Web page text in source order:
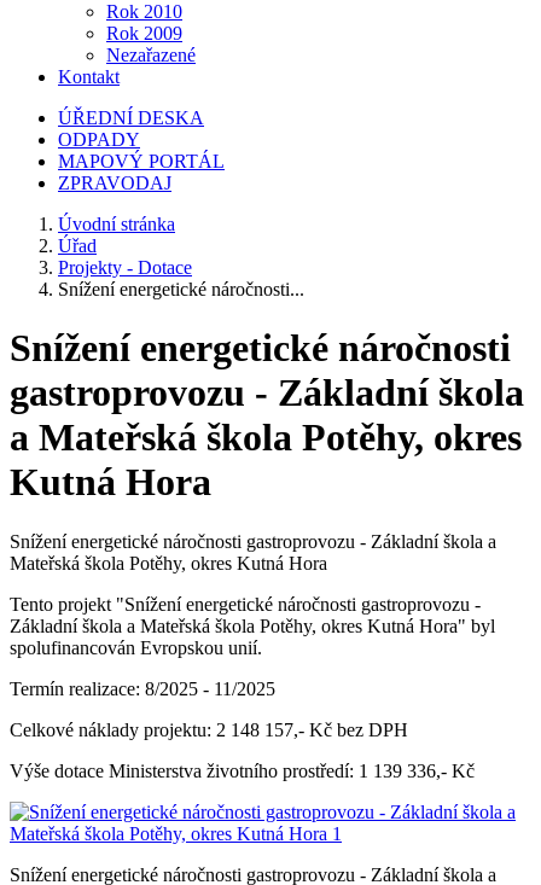
Rok 2010
Rok 2009
Nezařazené
Kontakt
ÚŘEDNÍ DESKA
ODPADY
MAPOVÝ PORTÁL
ZPRAVODAJ
Úvodní stránka
Úřad
Projekty - Dotace
Snížení energetické náročnosti...
Snížení energetické náročnosti
gastroprovozu - Základní škola
a Mateřská škola Potěhy, okres
Kutná Hora
Snížení energetické náročnosti gastroprovozu - Základní škola a
Mateřská škola Potěhy, okres Kutná Hora
Tento projekt "Snížení energetické náročnosti gastroprovozu -
Základní škola a Mateřská škola Potěhy, okres Kutná Hora" byl
spolufinancován Evropskou unií.
Termín realizace: 8/2025 - 11/2025
Celkové náklady projektu: 2 148 157,- Kč bez DPH
Výše dotace Ministerstva životního prostředí: 1 139 336,- Kč
Snížení energetické náročnosti gastroprovozu - Základní škola a